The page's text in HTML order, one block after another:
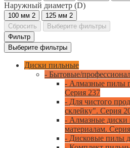
Наружный диаметр (D)
100 мм 2 125 мм 2
Сбросить
Выберите фильтры
Фильтр
Выберите фильтры
Диски пильные
- Бытовые/
- Алмазные пилы
Серия 237
- Для чистого
склейку". Серия
- Алмазные диски
материалам.
- Дисковые пилы